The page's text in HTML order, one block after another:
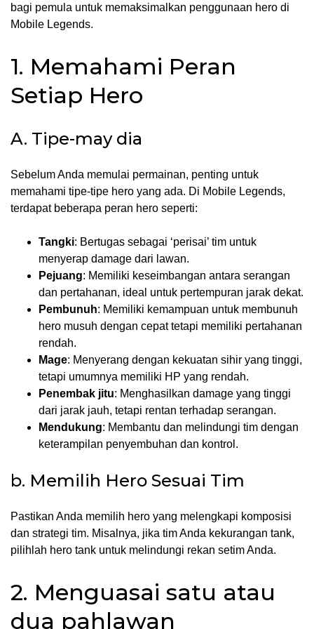
bagi pemula untuk memaksimalkan penggunaan hero di
Mobile Legends.
1. Memahami Peran
Setiap Hero
A. Tipe-may dia
Sebelum Anda memulai permainan, penting untuk
memahami tipe-tipe hero yang ada. Di Mobile Legends,
terdapat beberapa peran hero seperti:
Tangki: Bertugas sebagai ‘perisai’ tim untuk
menyerap damage dari lawan.
Pejuang: Memiliki keseimbangan antara serangan
dan pertahanan, ideal untuk pertempuran jarak dekat.
Pembunuh: Memiliki kemampuan untuk membunuh
hero musuh dengan cepat tetapi memiliki pertahanan
rendah.
Mage: Menyerang dengan kekuatan sihir yang tinggi,
tetapi umumnya memiliki HP yang rendah.
Penembak jitu: Menghasilkan damage yang tinggi
dari jarak jauh, tetapi rentan terhadap serangan.
Mendukung: Membantu dan melindungi tim dengan
keterampilan penyembuhan dan kontrol.
b. Memilih Hero Sesuai Tim
Pastikan Anda memilih hero yang melengkapi komposisi
dan strategi tim. Misalnya, jika tim Anda kekurangan tank,
pilihlah hero tank untuk melindungi rekan setim Anda.
2. Menguasai satu atau
dua pahlawan